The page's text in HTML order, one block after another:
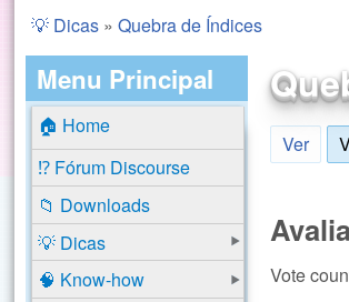
Você está aqui
💡 Dicas »Quebra de Índices
Ver
Vote
Menu Principal
🏠 Home
⁉️ Fórum Discourse
📁 Downloads
💡 Dicas
🧠 Know-how